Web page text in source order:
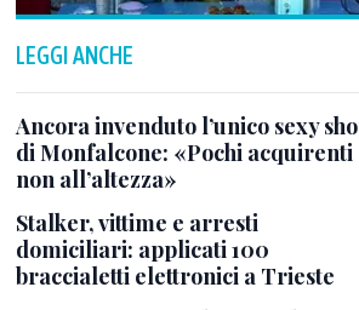
LEGGI ANCHE
Ancora invenduto l’unico sexy
di Monfalcone: «Pochi acquirenti
non all’altezza»
Stalker, vittime e arresti
domiciliari: applicati 100
braccialetti elettronici a Trieste